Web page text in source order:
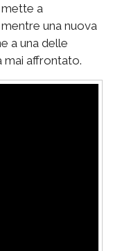
a
una nuova
a una delle
mai affrontato.